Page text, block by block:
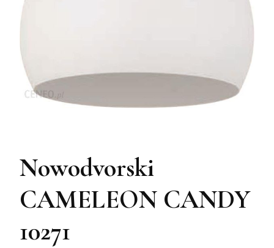
Nowodvorski
CAMELEON CANDY
10271